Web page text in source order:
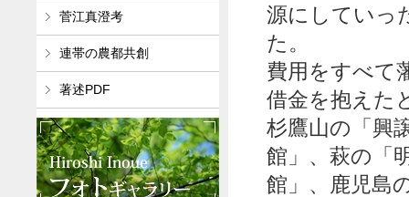
源にしていっ
た。
費用をすべて
借金を抱えた
杉鷹山の「興
館」、萩の「
館」、鹿児島
菅江真澄考
連帯の農都共創
著述PDF